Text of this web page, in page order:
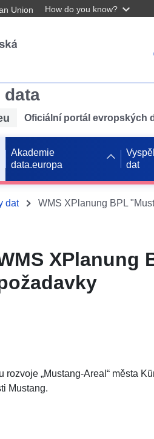
Union How do you know?
data
Oficiální portál evropských
Akademie
data.europa
dat
dat WMS XPlanung BPL
XPlanung
rozvoje „Mustang-Areal“ města
Mustang.